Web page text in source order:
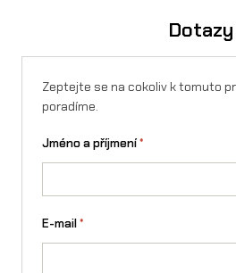
Dotazy
Zeptejte se na cokoliv k tomuto
poradíme.
Jméno a příjmení*
E-mail*